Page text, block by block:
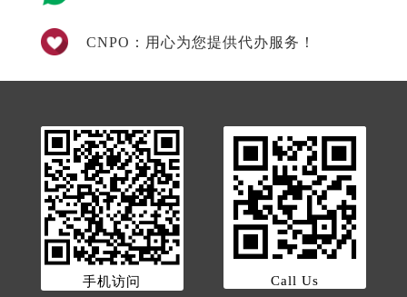
CNPO：用心为您提供代办服务！
手机访问 Call Us